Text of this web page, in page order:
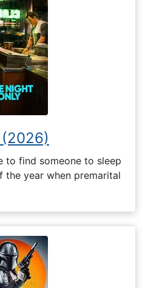
to find someone to sleep
year when premarital